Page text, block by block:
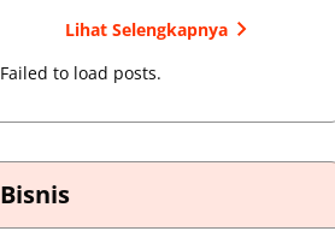
Lihat Selengkapnya
Failed to load posts.
Bisnis